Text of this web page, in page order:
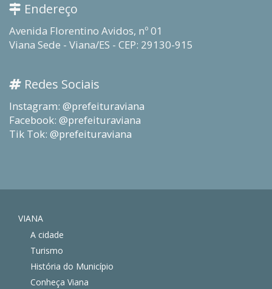
Endereço
Avenida Florentino Avidos, nº 01
Viana Sede - Viana/ES - CEP: 29130-915
Redes Sociais
Instagram: @prefeituraviana
Facebook: @prefeituraviana
Tik Tok: @prefeituraviana
VIANA
A cidade
Turismo
História do Município
Conheça Viana